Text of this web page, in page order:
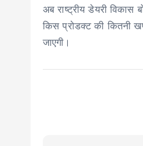
अब राष्ट्रीय डेयरी
किस प्रोडक्ट की कितनी
जाएगी।